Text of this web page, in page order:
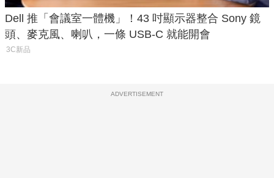
Dell 推「會議室一體機」！43 吋顯示器整合 Sony 鏡
頭、麥克風、喇叭，一條 USB-C 就能開會
3C新品
ADVERTISEMENT